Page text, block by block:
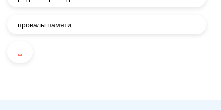
провалы памяти
...